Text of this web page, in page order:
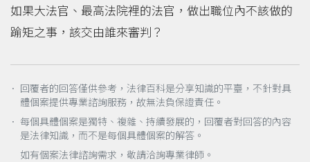
如果大法官、最高法院裡的法官，做出職位內不該做的
踰矩之事，該交由誰來審判？
． 回覆者的回答僅供參考，法律百科是分享知識的平臺，不針對具
體個案提供專業諮詢服務，故無法負保證責任。
． 每個具體個案是獨特、複雜、持續發展的，回覆者對回答的內容
是法律知識，而不是每個具體個案的解答。
如有個案法律諮詢需求，敬請洽詢專業律師。